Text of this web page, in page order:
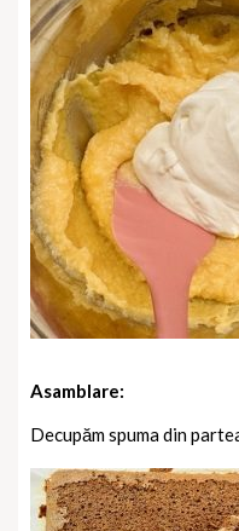
Asamblare:
Decupăm spuma din